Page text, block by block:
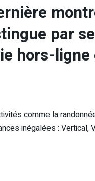
par
hors-
comme la
inégalées : Vertical,